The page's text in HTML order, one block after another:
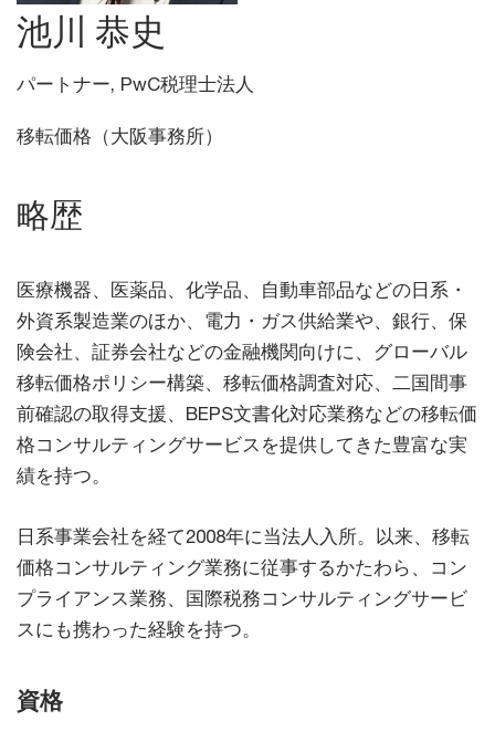
池川 恭史
パートナー, PwC税理士法人
移転価格（大阪事務所）
略歴
医療機器、医薬品、化学品、自動車部品などの日系・
外資系製造業のほか、電力・ガス供給業や、銀行、保
険会社、証券会社などの金融機関向けに、グローバル
移転価格ポリシー構築、移転価格調査対応、二国間事
前確認の取得支援、BEPS文書化対応業務などの移転価
格コンサルティングサービスを提供してきた豊富な実
績を持つ。
日系事業会社を経て2008年に当法人入所。以来、移転
価格コンサルティング業務に従事するかたわら、コン
プライアンス業務、国際税務コンサルティングサービ
スにも携わった経験を持つ。
資格